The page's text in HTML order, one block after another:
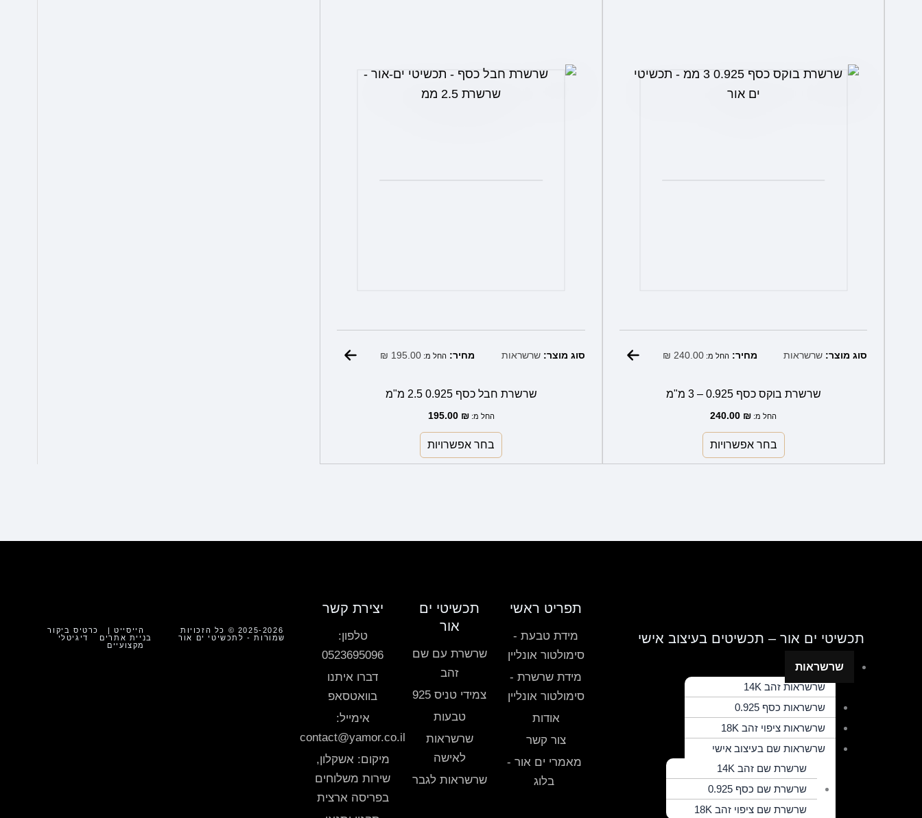
סוג מוצר: שרשראות מחיר:החל מ:240.00
₪
שרשרת בוקס כסף 0.925 – 3 מ"מ
החל מ: 240.00 ₪
בחר אפשרויות
את
סוג מוצר:שרשראות מחיר: החל מ: 195.00
₪
שרשרת חבל כסף 0.925 2.5 מ"מ
החל מ: 195.00 ₪
בחר אפשרויות
את
תכשיטי ים אור – תכשיטים בעיצוב אישי
Main
שרשראות
שרשראות זהב 14K
שרשראות כסף 0.925
שרשראות ציפוי זהב 18K
שרשראות שם בעיצוב אישי
שרשרת שם זהב 14K
שרשרת שם כסף 0.925
שרשרת שם ציפוי זהב 18K
תפריט ראשי
מידת טבעת -
סימולטור אונליין
מידת שרשרת -
סימולטור אונליין
אודות
צור קשר
מאמרי ים אור -
בלוג
תכשיטי ים
אור
שרשרת עם שם
זהב
צמידי טניס 925
טבעות
שרשראות
לאישה
שרשראות לגבר
יצירת קשר
טלפון:
0523695096
דברו איתנו
בוואטסאפ
אימייל:
contact@yamor.co.il
מיקום: אשקלון,
שירות משלוחים
בפריסה ארצית
2025-2026 © כל הזכויות
שמורות - לתכשיטי ים אור
הייסייט |
בניית אתרים
מקצועיים
כרטיס ביקור
דיגיטלי